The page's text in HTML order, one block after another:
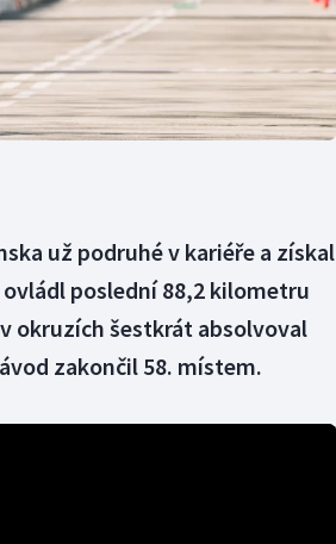
už podruhé v kariéře a získal
poslední 88,2 kilometru
okruzích šestkrát absolvoval
zakončil 58. místem.